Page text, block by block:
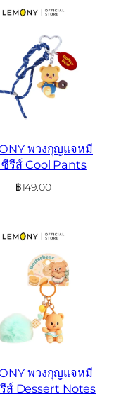
พวงกุญแจหมี
ซีรีส์ Cool Pants
฿149.00
พวงกุญแจหมี
ส์ Dessert Notes